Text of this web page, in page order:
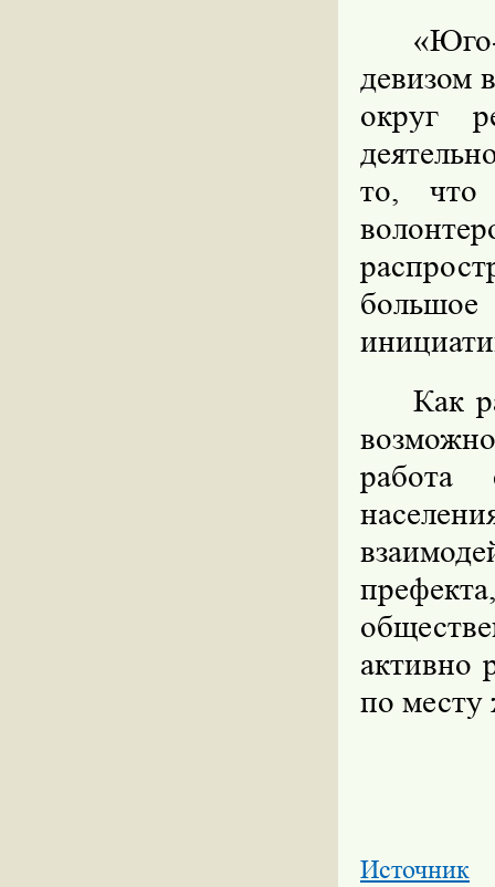
девизом
округ
то, что
большое
Как
работа
активно
по месту
Источник